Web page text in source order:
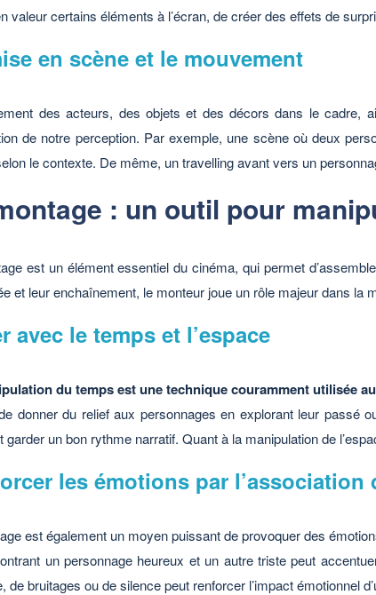
valeur certains éléments à l’écran, de créer des effets de
en scène et le mouvement
des acteurs, des objets et des décors dans le cadre,
de notre perception. Par exemple, une scène où deux
le contexte. De même, un travelling avant vers un
: un outil pour
est un élément essentiel du cinéma, qui permet
et leur enchaînement, le monteur joue un rôle majeur dans
avec le temps et l’espace
du temps est une technique couramment utilisée
donner du relief aux personnages en explorant leur passé
garder un bon rythme narratif. Quant à la manipulation de
les émotions par l’association
est également un moyen puissant de provoquer des
un personnage heureux et un autre triste peut
de bruitages ou de silence peut renforcer l’impact émotionnel